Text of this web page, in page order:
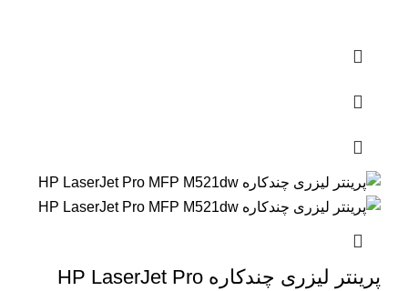
پرینتر لیزری چندکاره HP LaserJet Pro